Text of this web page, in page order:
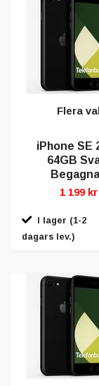
Flera val
iPhone SE
64GB
1 199 kr
I lager (1-2
dagars lev.)